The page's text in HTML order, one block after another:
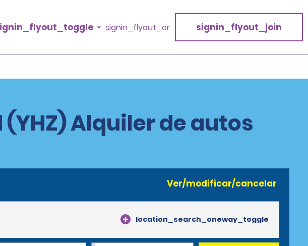
signin_flyout_or signin_flyout_join
Alquiler de autos
Ver/modificar/cancelar
location_search_oneway_toggle